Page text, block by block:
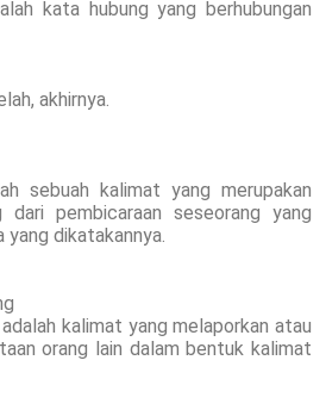
kata hubung yang berhubungan
akhirnya.
sebuah kalimat yang merupakan
dari pembicaraan seseorang yang
dikatakannya.
kalimat yang melaporkan atau
orang lain dalam bentuk kalimat